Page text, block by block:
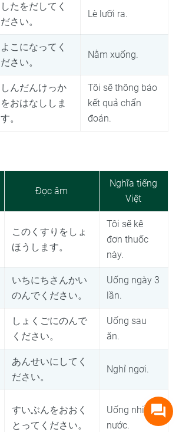
したをだしてく
ださい。
Lè lưỡi ra.
よこになってく
ださい。
Nằm xuống.
しんだんけっか
をおはなししま
す。
Tôi sẽ thông báo
kết quả chẩn
đoán.
Đọc âm
Nghĩa tiếng
Việt
このくすりをしょ
ほうします。
Tôi sẽ kê
đơn thuốc
này.
いちにちさんかい
のんでください。
Uống ngày 3
lần.
しょくごにのんで
ください。
Uống sau
ăn.
あんせいにしてく
ださい。
Nghỉ ngơi.
すいぶんをおおく
とってください。
Uống nhiều
nước.